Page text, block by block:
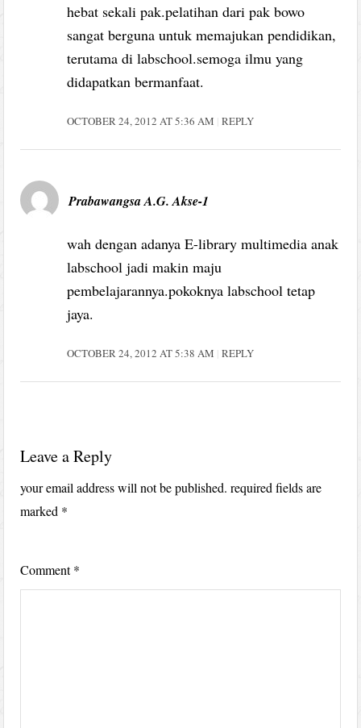
hebat sekali pak.pelatihan dari pak bowo
sangat berguna untuk memajukan pendidikan,
terutama di labschool.semoga ilmu yang
didapatkan bermanfaat.
OCTOBER 24, 2012 AT 5:36 AM REPLY
Prabawangsa A.G. Akse-1
wah dengan adanya E-library multimedia anak
labschool jadi makin maju
pembelajarannya.pokoknya labschool tetap
jaya.
OCTOBER 24, 2012 AT 5:38 AM REPLY
Leave a Reply
your email address will not be published. required fields are
marked *
Comment*